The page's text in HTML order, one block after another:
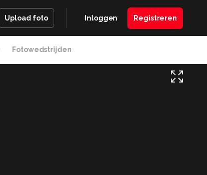
Upload foto Inloggen Registreren
Fotowedstrijden